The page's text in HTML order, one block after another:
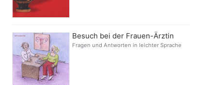
Besuch bei der Frauen-Ärztin
Fragen und Antworten in leichter Sprache